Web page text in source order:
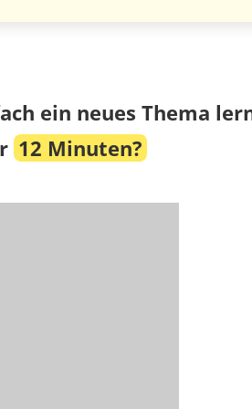
ein neues Thema
12 Minuten?